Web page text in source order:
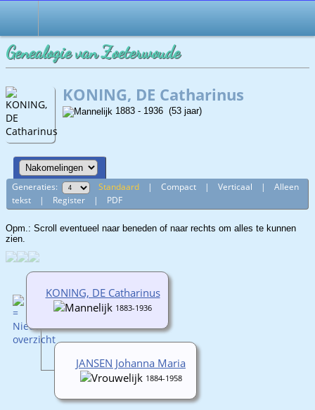
Genealogie van Zoeterwoude
KONING, DE Catharinus
1883 - 1936 (53 jaar)
Generaties: Standaard |Compact |Verticaal |Alleen
tekst | Register | PDF
Opm.: Scroll eventueel naar beneden of naar rechts om alles te kunnen
zien.
KONING, DE Catharinus
1883-1936
JANSEN Johanna Maria
1884-1958